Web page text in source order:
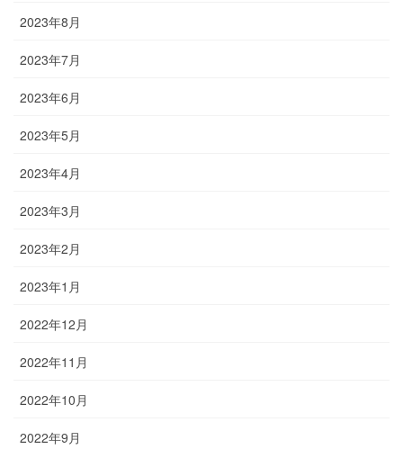
2023年8月
2023年7月
2023年6月
2023年5月
2023年4月
2023年3月
2023年2月
2023年1月
2022年12月
2022年11月
2022年10月
2022年9月